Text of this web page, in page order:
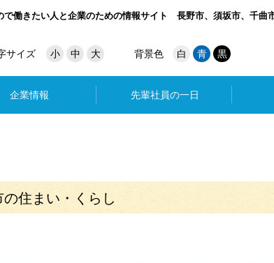
で働きたい人と企業のための情報サイト 長野市、須坂市、千曲
サイズ 小 中 大 背景色 白 青 黒
企業情報 先輩社員の一日
の住まい・くらし